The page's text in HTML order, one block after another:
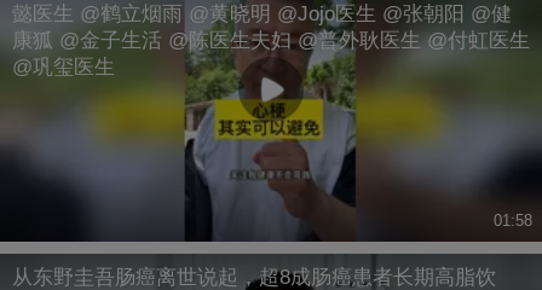
懿医生 @鹤立烟雨 @黄晓明 @Jojo医生 @张朝阳 @健
康狐 @金子生活 @陈医生夫妇 @普外耿医生 @付虹医生
@巩玺医生
01:58
从东野圭吾肠癌离世说起，超8成肠癌患者长期高脂饮